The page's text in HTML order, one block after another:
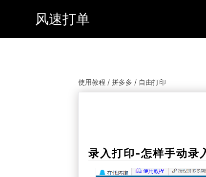
风速打单
使用教程 / 拼多多 / 自由打印
录入打印-怎样手动录